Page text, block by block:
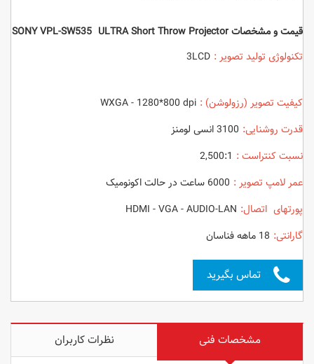
قیمت و مشخصات SONY VPL-SW535 ULTRA Short Throw Projector
تکنولوژی تولید تصویر :
کیفیت تصویر (رزولوشن) :
قدرت روشنایی:
نسبت کنتراست : 2,500:1
عمر لامپ تصویر : 6000 ساعت در حالت اکونومیک
پورتهای اتصال:
گارانتی: 18 ماهه فناسان
تماس بگیرید
مشخصات فنی نظرات کاربران